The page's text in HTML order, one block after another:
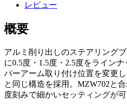
レビュー
概要
アルミ削り出しのステアリング
に0.5度・1.5度・2.5度をライン
パーアーム取り付け位置を変更
と同じ構造を採用。MZW702と
度刻みで細かいセッティングが可